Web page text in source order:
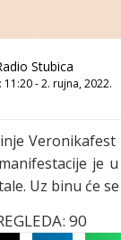
Stubica
11:20 - 2. rujna, 2022.
je
Uz binu će
90